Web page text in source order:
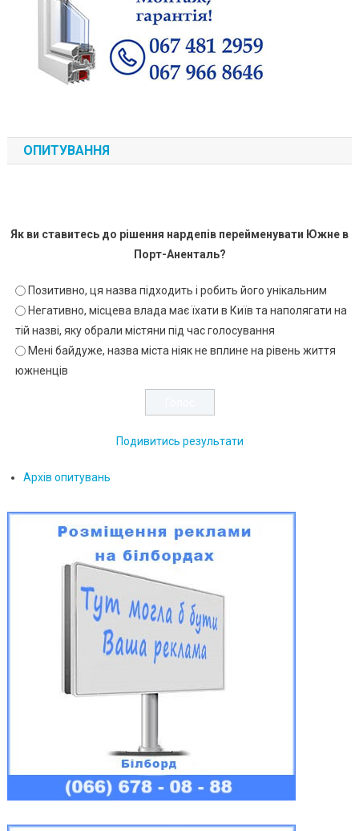
ОПИТУВАННЯ
Як ви ставитесь до рішення нардепів перейменувати Южне в
Порт-Аненталь?
Позитивно, ця назва підходить і робить його унікальним
Негативно, місцева влада має їхати в Київ та наполягати на
тій назві, яку обрали містяни під час голосування
Мені байдуже, назва міста ніяк не вплине на рівень життя
южненців
Подивитись результати
Архів опитувань